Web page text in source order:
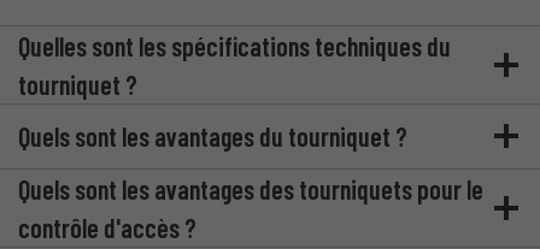
Quelles sont les spécifications techniques du
tourniquet ?
Quels sont les avantages du tourniquet ?
Quels sont les avantages des tourniquets pour le
contrôle d'accès ?